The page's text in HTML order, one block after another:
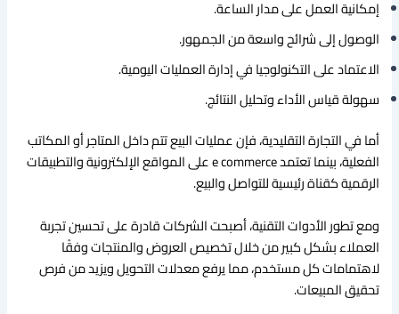
إمكانية العمل على مدار الساعة.
الوصول إلى شرائح واسعة من الجمهور.
الاعتماد على التكنولوجيا في إدارة العمليات اليومية.
سهولة قياس الأداء وتحليل النتائج.
أما في التجارة التقليدية، فإن عمليات البيع تتم داخل المتاجر أو المكاتب
الفعلية، بينما تعتمد e commerce على المواقع الإلكترونية والتطبيقات
الرقمية كقناة رئيسية للتواصل والبيع.
ومع تطور الأدوات التقنية، أصبحت الشركات قادرة على تحسين تجربة
العملاء بشكل كبير من خلال تخصيص العروض والمنتجات وفقًا
لاهتمامات كل مستخدم، مما يرفع معدلات التحويل ويزيد من فرص
تحقيق المبيعات.